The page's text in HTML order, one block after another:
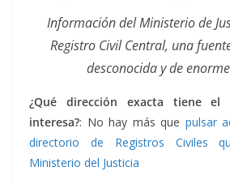
Información del Ministerio de
Registro Civil Central, una
desconocida y de
¿Qué dirección exacta tiene el
interesa?: No hay más que pulsar
directorio de Registros Civiles
Ministerio del Justicia